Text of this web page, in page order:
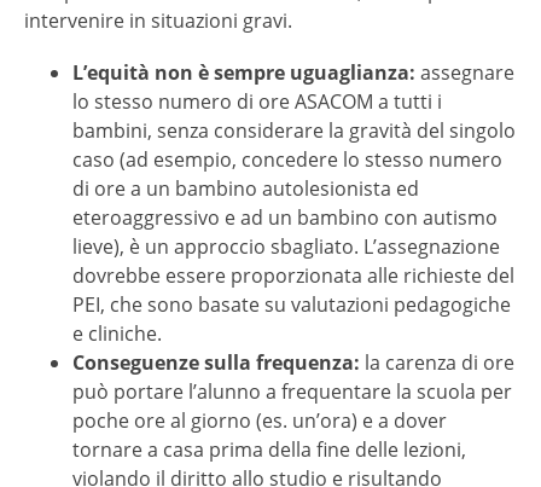
intervenire in situazioni gravi.
L’equità non è sempre uguaglianza: assegnare
lo stesso numero di ore ASACOM a tutti i
bambini, senza considerare la gravità del singolo
caso (ad esempio, concedere lo stesso numero
di ore a un bambino autolesionista ed
eteroaggressivo e ad un bambino con autismo
lieve), è un approccio sbagliato. L’assegnazione
dovrebbe essere proporzionata alle richieste del
PEI, che sono basate su valutazioni pedagogiche
e cliniche.
Conseguenze sulla frequenza: la carenza di ore
può portare l’alunno a frequentare la scuola per
poche ore al giorno (es. un’ora) e a dover
tornare a casa prima della fine delle lezioni,
violando il diritto allo studio e risultando